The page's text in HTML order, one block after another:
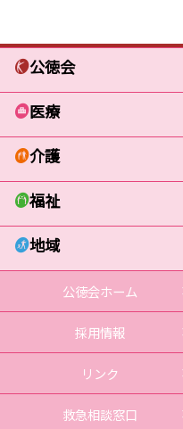
公徳会
医療
介護
福祉
地域
公徳会ホーム
採用情報
リンク
救急相談窓口